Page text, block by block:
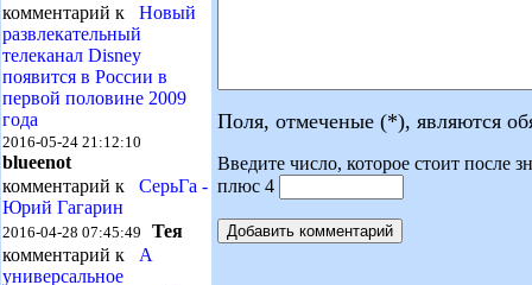
комментарий к Новый
развлекательный
телеканал Disney
появится в России в
первой половине 2009
года
2016-05-24 21:12:10
blueenot
комментарий к СерьГа -
Юрий Гагарин
2016-04-28 07:45:49 Тея
комментарий к А
универсальное
Поля, отмеченые (*), являются
Введите число, которое стоит после
плюс 4